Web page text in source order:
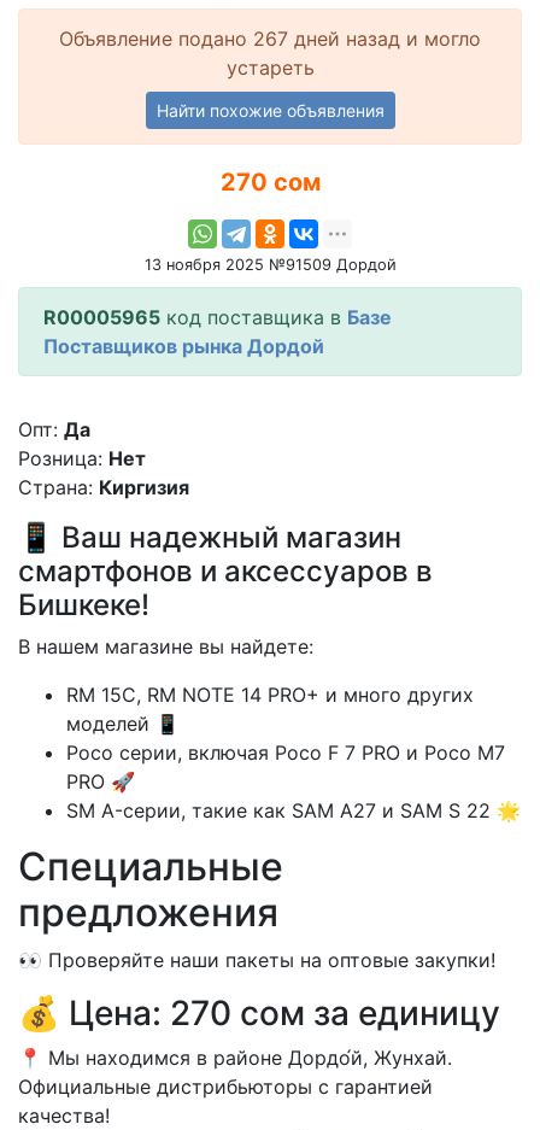
Объявление подано 267 дней назад и могло
устареть
Найти похожие объявления
270 сом
13 ноября 2025 №91509 Дордой
R00005965 код поставщика в Базе
Поставщиков рынка Дордой
Опт: Да
Розница: Нет
Страна: Киргизия
📱 Ваш надежный магазин
смартфонов и аксессуаров в
Бишкеке!
В нашем магазине вы найдете:
RM 15C, RM NOTE 14 PRO+ и много других
моделей 📱
Poco серии, включая Poco F 7 PRO и Poco M7
PRO 🚀
SM A-серии, такие как SAM A27 и SAM S 22 🌟
Специальные
предложения
👀 Проверяйте наши пакеты на оптовые закупки!
💰 Цена: 270 сом за единицу
📍 Мы находимся в районе Дордо́й, Жунхай.
Официальные дистрибьюторы с гарантией
качества!